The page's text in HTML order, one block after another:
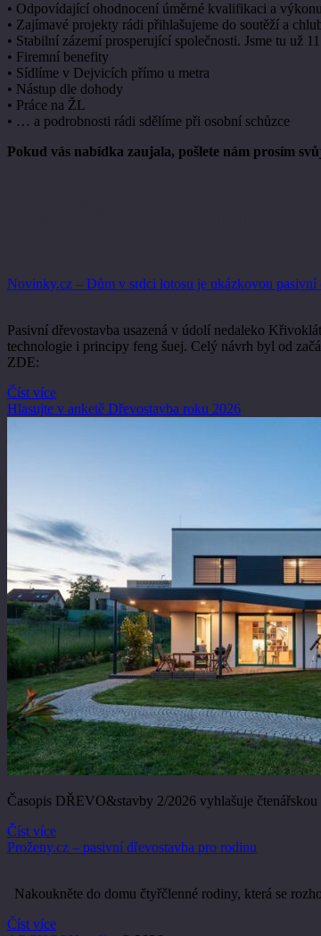
• Odpovídající ohodnocení úměrné kvalifikaci a
• Zajímavé projekty rádi přihlašujeme do soutěží a
• Stabilní zázemí prosperující společnosti. Jsme tu už
• Firemní benefity
• Sídlíme v Dejvicích přímo u metra
• Nástup dle dohody
• Práce na ŽL
• … a podrobnosti rádi sdělíme při osobní schůzce
Pokud vás nabídka zaujala, pošlete nám prosím
Novinky.cz – Dům v srdci lotosu je ukázkovou pasivní
Pasivní dřevostavba usazená v údolí nedaleko
technologie i principy feng šuej. Celý návrh byl od
ZDE:
Číst více
Hlasujte v anketě Dřevostavba roku 2026
Časopis DŘEVO&stavby 2/2026 vyhlašuje
Číst více
Proženy.cz – pasivní dřevostavba pro rodinu
Nakoukněte do domu čtyřčlenné rodiny, která se
Číst více